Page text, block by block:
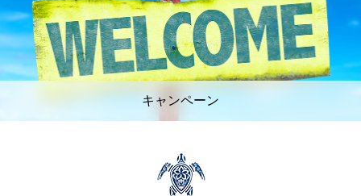
キャンペーン